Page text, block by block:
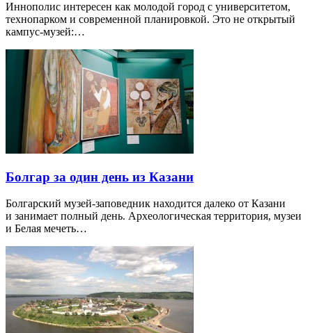
Иннополис интересен как молодой город с университетом,
технопарком и современной планировкой. Это не открытый
кампус-музей:…
Болгар за один день из Казани
Болгарский музей-заповедник находится далеко от Казани
и занимает полный день. Археологическая территория, музеи
и Белая мечеть…